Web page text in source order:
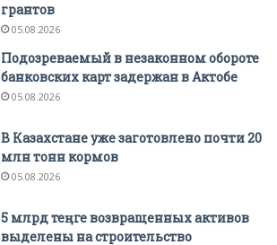
грантов
05.08.2026
Подозреваемый в незаконном обороте
банковских карт задержан в Актобе
05.08.2026
В Казахстане уже заготовлено почти 20
млн тонн кормов
05.08.2026
5 млрд теңге возвращенных активов
выделены на строительство